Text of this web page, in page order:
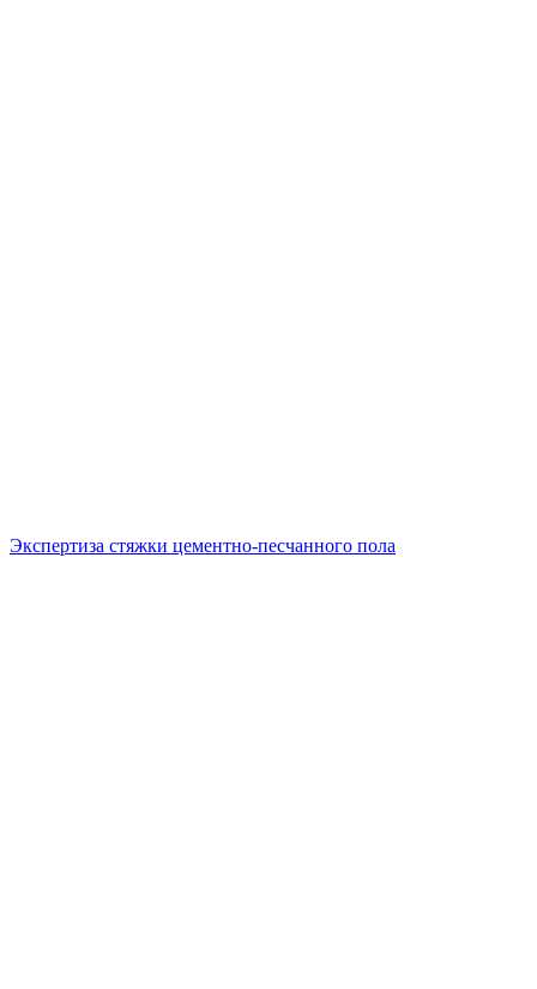
Экспертиза стяжки цементно-песчанного пола